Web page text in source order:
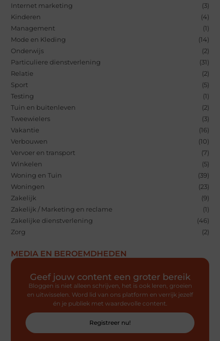
Internet marketing
(3)
Kinderen
(4)
Management
(1)
Mode en Kleding
(14)
Onderwijs
(2)
Particuliere dienstverlening
(31)
Relatie
(2)
Sport
(5)
Testing
(1)
Tuin en buitenleven
(2)
Tweewielers
(3)
Vakantie
(16)
Verbouwen
(10)
Vervoer en transport
(7)
Winkelen
(5)
Woning en Tuin
(39)
Woningen
(23)
Zakelijk
(9)
Zakelijk / Marketing en reclame
(1)
Zakelijke dienstverlening
(46)
Zorg
(2)
MEDIA EN BEROEMDHEDEN
Geef jouw content een groter bereik
Bloggen is niet alleen schrijven, het is ook leren, groeien
en uitwisselen. Word lid van ons platform en verrijk jezelf
én je publiek met waardevolle content.
Registreer nu!